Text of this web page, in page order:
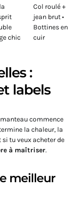
chic
Col roulé +
jean brut •
Bottines en
cuir
:
labels
commence
la chaleur, la
tu veux acheter de
à maîtriser.
meilleur